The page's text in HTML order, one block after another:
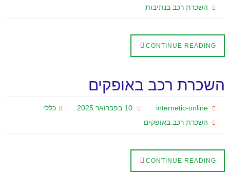
השכרת רכב בנתיבות
CONTINUE READING
השכרת רכב באופקים
internetic-online 10 בפברואר 2025
כללי
השכרת רכב באופקים
CONTINUE READING